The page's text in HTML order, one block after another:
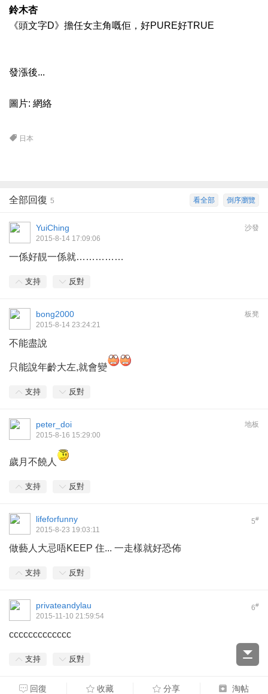
鈴木杏
《頭文字D》擔任女主角嘅佢，好PURE好TRUE
發漲後...
圖片: 網絡
日本
倒序瀏覽
看全部
全部回復 5
沙發
YuiChing
2015-8-14 17:09:06
一係好靚一係就……………
支持 反對
板凳
bong2000
2015-8-14 23:24:21
不能盡說
只能說年齡大左,就會變
支持 反對
地板
peter_doi
2015-8-16 15:29:00
歲月不饒人
支持 反對
5#
lifeforfunny
2015-8-23 19:03:11
做藝人大忌唔KEEP 住... 一走樣就好恐佈
支持 反對
6#
privateandylau
2015-11-10 21:59:54
ccccccccccccc
支持 反對
回復 收藏 分享 淘帖